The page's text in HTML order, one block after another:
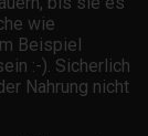
wie
Beispiel
:-). Sicherlich
Nahrung nicht